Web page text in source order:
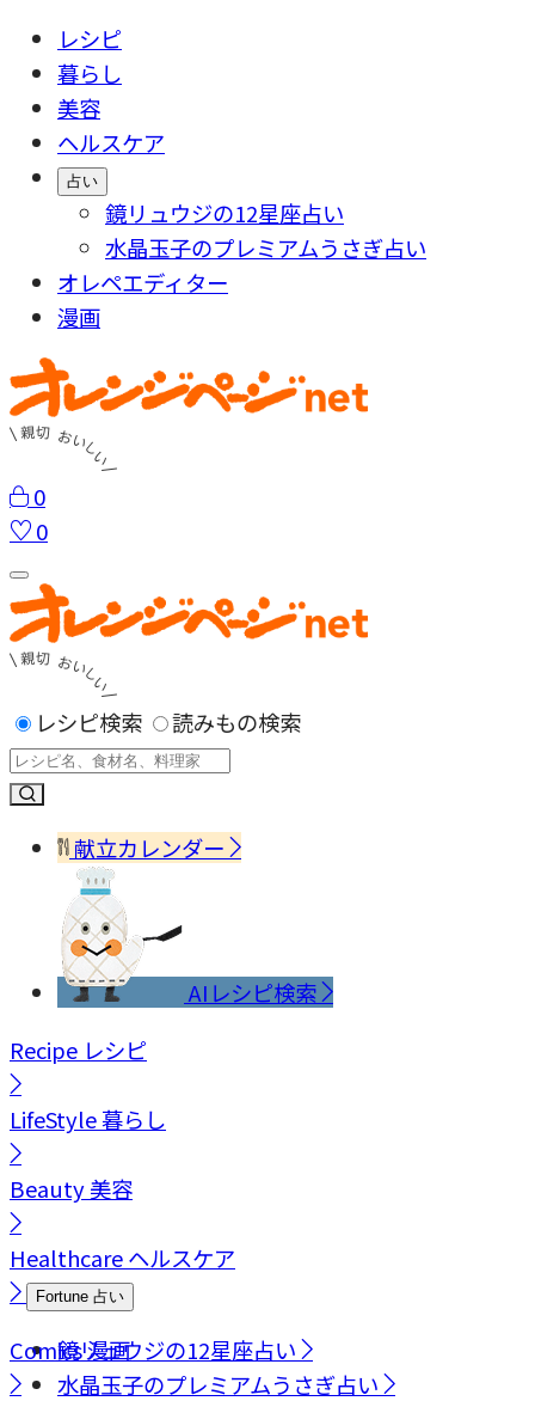
レシピ
暮らし
美容
ヘルスケア
占い
鏡リュウジの12星座占い
水晶玉子のプレミアムうさぎ占い
オレペエディター
漫画
0
0
レシピ検索 読みもの検索
献立カレンダー
AIレシピ検索
Recipe レシピ
LifeStyle暮らし
Beauty美容
Healthcareヘルスケア
Fortune 占い
鏡リュウジの12星座占い
水晶玉子のプレミアムうさぎ占い
Comics漫画